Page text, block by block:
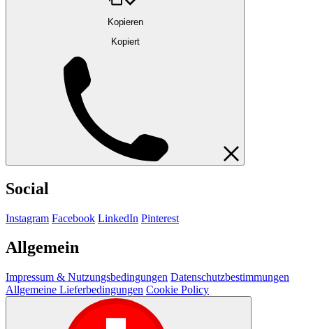
Kopieren
Kopiert
Social
Instagram Facebook LinkedIn Pinterest
Allgemein
Impressum & Nutzungsbedingungen Datenschutzbestimmungen
Allgemeine Lieferbedingungen Cookie Policy